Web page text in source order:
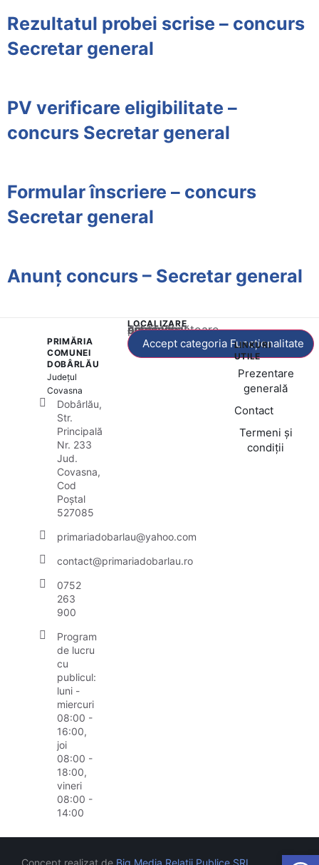
Rezultatul probei scrise – concurs
Secretar general
PV verificare eligibilitate –
concurs Secretar general
Formular înscriere – concurs
Secretar general
Anunț concurs – Secretar general
PRIMĂRIA
COMUNEI
DOBÂRLĂU
Județul
Covasna
Dobârlău,
Str.
Principală
Nr. 233
Jud.
Covasna,
Cod
Poștal
527085
primariadobarlau@yahoo.com
contact@primariadobarlau.ro
0752
263
900
Program
de lucru
cu
publicul:
luni -
miercuri
08:00 -
16:00,
joi
08:00 -
18:00,
vineri
08:00 -
14:00
LOCALIZARE
Acest conținut este blocat până când acceptați categoria corespunzătoare de cookie-uri.
Accept categoria Funcționalitate
LINKURI
UTILE
Prezentare
generală
Contact
Termeni și
condiții
Concept realizat de Big Media Relații Publice SRL